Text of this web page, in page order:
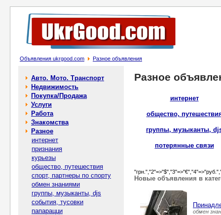
Объявления ukrgood.com Разное объявления
Авто. Мото. Транспорт
Недвижимость
Покупка/Продажа
Услуги
Работа
Знакомства
Разное
интернет
признания
курьезы
общество, путешествия
спорт, партнеры по спорту
обмен знаниями
группы, музыканты, djs
события, тусовки
папарацци
Разное
интернет
общество,
группы, музыканты,
потерянные связи
Новые объявления в
обмен